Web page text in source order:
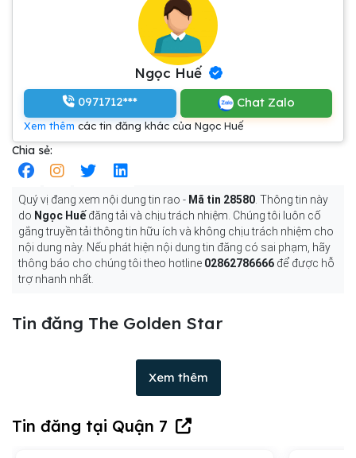
Ngọc Huế
0971712*** Chat Zalo
Xem thêm các tin đăng khác của Ngọc Huế
Chia sẻ:
Quý vị đang xem nội dung tin rao - Mã tin 28580 . Thông tin này
do Ngọc Huế đăng tải và chịu trách nhiệm. Chúng tôi luôn cố
gắng truyền tải thông tin hữu ích và không chịu trách nhiệm cho
nội dung này. Nếu phát hiện nội dung tin đăng có sai phạm, hãy
thông báo cho chúng tôi theo hotline 02862786666 để được hỗ
trợ nhanh nhất.
Tin đăng The Golden Star
Xem thêm
Tin đăng tại Quận 7